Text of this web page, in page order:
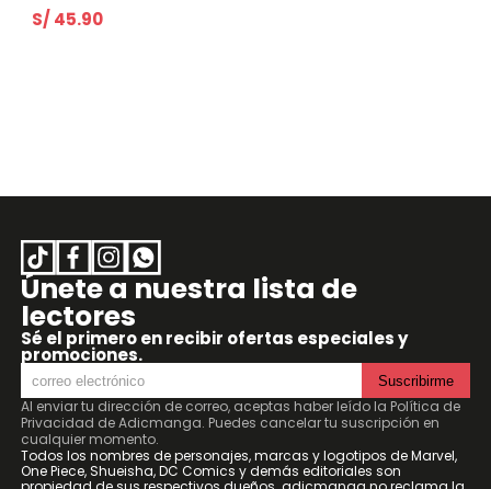
S/ 45.90
Únete a nuestra lista de
lectores
Sé el primero en recibir ofertas especiales y
promociones.
Suscribirme
Al enviar tu dirección de correo, aceptas haber leído la Política de
Privacidad de Adicmanga. Puedes cancelar tu suscripción en
cualquier momento.
Todos los nombres de personajes, marcas y logotipos de Marvel,
One Piece, Shueisha, DC Comics y demás editoriales son